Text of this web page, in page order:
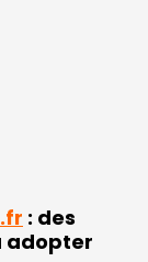
: des
adopter